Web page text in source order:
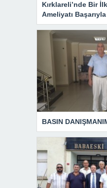
Kırklareli’nde Bir
Ameliyatı
BASIN